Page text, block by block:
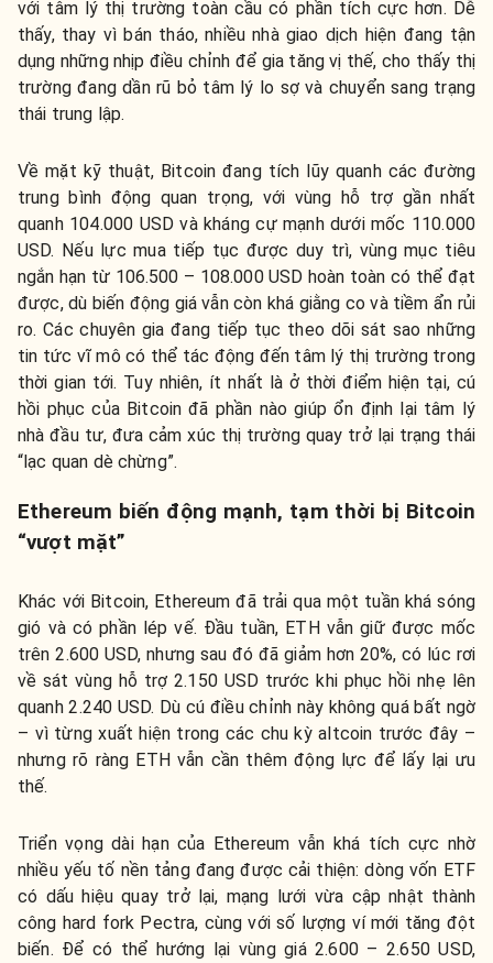
với tâm lý thị trường toàn cầu có phần tích cực hơn. Dễ
thấy, thay vì bán tháo, nhiều nhà giao dịch hiện đang tận
dụng những nhịp điều chỉnh để gia tăng vị thế, cho thấy thị
trường đang dần rũ bỏ tâm lý lo sợ và chuyển sang trạng
thái trung lập.
Về mặt kỹ thuật, Bitcoin đang tích lũy quanh các đường
trung bình động quan trọng, với vùng hỗ trợ gần nhất
quanh 104.000 USD và kháng cự mạnh dưới mốc 110.000
USD. Nếu lực mua tiếp tục được duy trì, vùng mục tiêu
ngắn hạn từ 106.500 – 108.000 USD hoàn toàn có thể đạt
được, dù biến động giá vẫn còn khá giằng co và tiềm ẩn rủi
ro. Các chuyên gia đang tiếp tục theo dõi sát sao những
tin tức vĩ mô có thể tác động đến tâm lý thị trường trong
thời gian tới. Tuy nhiên, ít nhất là ở thời điểm hiện tại, cú
hồi phục của Bitcoin đã phần nào giúp ổn định lại tâm lý
nhà đầu tư, đưa cảm xúc thị trường quay trở lại trạng thái
“lạc quan dè chừng”.
Ethereum biến động mạnh, tạm thời bị Bitcoin
“vượt mặt”
Khác với Bitcoin, Ethereum đã trải qua một tuần khá sóng
gió và có phần lép vế. Đầu tuần, ETH vẫn giữ được mốc
trên 2.600 USD, nhưng sau đó đã giảm hơn 20%, có lúc rơi
về sát vùng hỗ trợ 2.150 USD trước khi phục hồi nhẹ lên
quanh 2.240 USD. Dù cú điều chỉnh này không quá bất ngờ
– vì từng xuất hiện trong các chu kỳ altcoin trước đây –
nhưng rõ ràng ETH vẫn cần thêm động lực để lấy lại ưu
thế.
Triển vọng dài hạn của Ethereum vẫn khá tích cực nhờ
nhiều yếu tố nền tảng đang được cải thiện: dòng vốn ETF
có dấu hiệu quay trở lại, mạng lưới vừa cập nhật thành
công hard fork Pectra, cùng với số lượng ví mới tăng đột
biến. Để có thể hướng lại vùng giá 2.600 – 2.650 USD,